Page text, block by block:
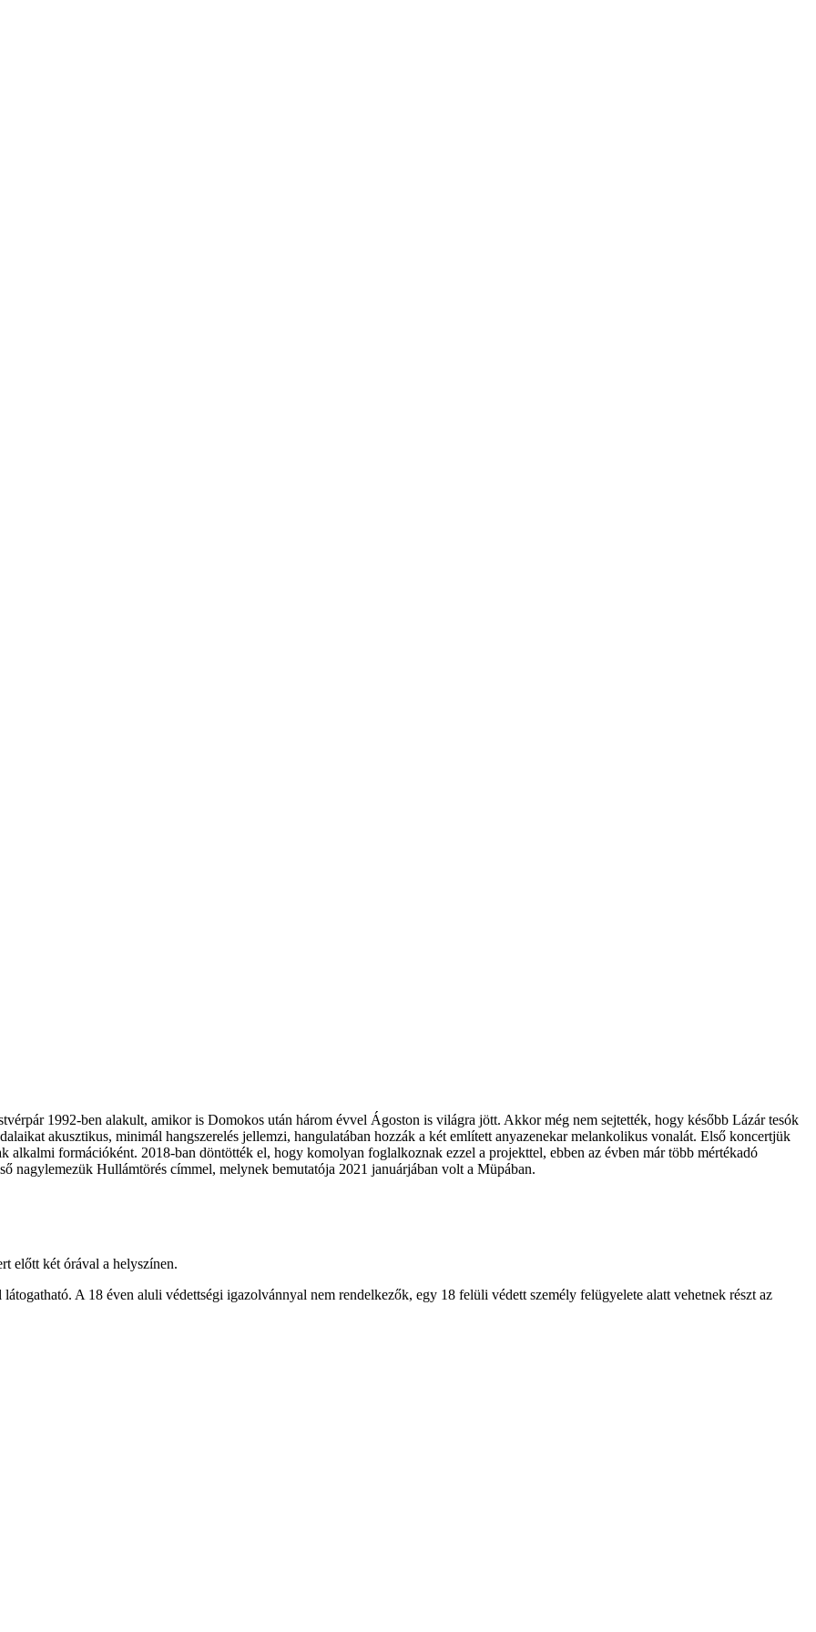
1992-ben alakult, amikor is Domokos után három évvel Ágoston is világra jött. Akkor még nem sejtették, hogy később Lázár tesók
akusztikus, minimál hangszerelés jellemzi, hangulatában hozzák a két említett anyazenekar melankolikus vonalát. Első koncertjük
formációként. 2018-ban döntötték el, hogy komolyan foglalkoznak ezzel a projekttel, ebben az évben már több mértékadó
nagylemezük Hullámtörés címmel, melynek bemutatója 2021 januárjában volt a Müpában.
előtt két órával a helyszínen.
A 18 éven aluli védettségi igazolvánnyal nem rendelkezők, egy 18 felüli védett személy felügyelete alatt vehetnek részt az